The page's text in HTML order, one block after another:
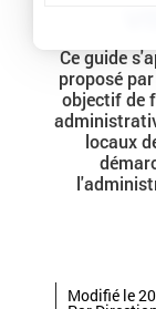
Ce guide
proposé
objectif de
locaux
Modifié le